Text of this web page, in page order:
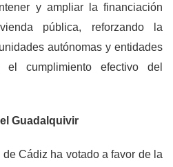
y ampliar la financiación
pública, reforzando la
autónomas y entidades
el cumplimiento efectivo del
Guadalquivir
Cádiz ha votado a favor de la